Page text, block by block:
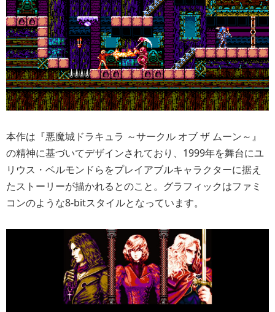
本作は『悪魔城ドラキュラ ～サークル オブ ザ ムーン～』
の精神に基づいてデザインされており、1999年を舞台にユ
リウス・ベルモンドらをプレイアブルキャラクターに据え
たストーリーが描かれるとのこと。グラフィックはファミ
コンのような8-bitスタイルとなっています。